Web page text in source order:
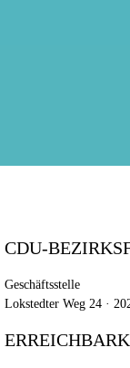
CDU-
Geschäftsstelle
Lokstedter Weg 24 ·